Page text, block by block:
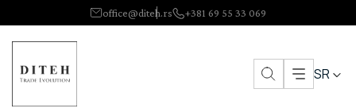
office@diteh.rs +381 69 55 33 069
SR